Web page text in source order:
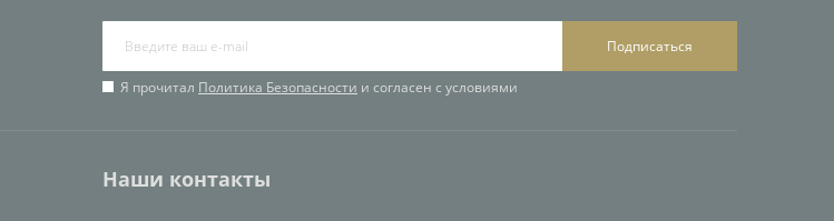
Подписаться
Я прочитал Политика Безопасности и согласен с условиями
Наши контакты